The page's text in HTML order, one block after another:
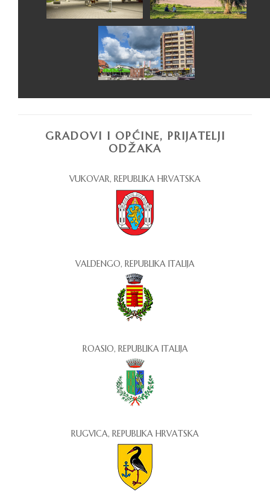
GRADOVI I OPĆINE, PRIJATELJI
ODŽAKA
VUKOVAR, REPUBLIKA HRVATSKA
VALDENGO, REPUBLIKA ITALIJA
ROASIO, REPUBLIKA ITALIJA
RUGVICA, REPUBLIKA HRVATSKA